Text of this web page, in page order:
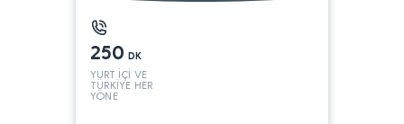
250 DK
YURT İÇİ VE
TÜRKİYE HER
YÖNE